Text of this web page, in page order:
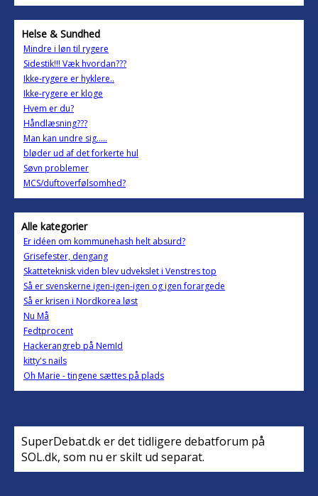
Helse & Sundhed
Mindre i løn til rygere
Sidestik!!! Væk hvordan???
Ikke-rygere er hyklere..
Ikke-rygere er kloge
Hvem er du?
Håndlæsning???
Man kan undre sig.....
bløder ud af det forkerte hul
Søvn problemer
MCS/duftoverfølsomhed?
Alle kategorier
Er idéen om kommunehash helt absurd?
Grisefester, dengang
Skatteteknisk viden blev udvekslet i Venstres top
Så er svenskerne igen-igen-igen og igen forargede
Så er krisen i Nordkorea løst
Nu Må
Fedtprocent
Hackerangreb på NemId
kitty's nails
Oh Marie - tingene sættes på plads
SuperDebat.dk er det tidligere debatforum på
SOL.dk, som nu er skilt ud separat.